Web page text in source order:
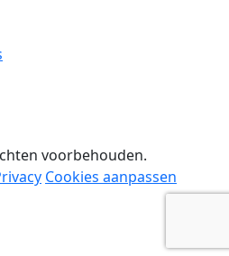
voorbehouden.
Cookies aanpassen